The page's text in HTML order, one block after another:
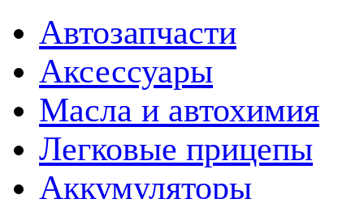
Автозапчасти
Аксессуары
Масла и автохимия
Легковые прицепы
Аккумуляторы